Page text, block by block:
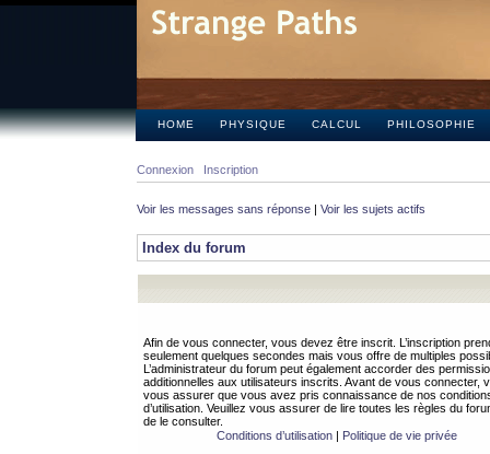
HOME PHYSIQUE CALCUL PHILOSOPHIE
Connexion Inscription
Voir les messages sans réponse | Voir les sujets actifs
Index du forum
Afin de vous connecter, vous devez être inscrit. L’inscription
seulement quelques secondes mais vous offre de multiples
L’administrateur du forum peut également accorder des
additionnelles aux utilisateurs inscrits. Avant de vous connecter,
vous assurer que vous avez pris connaissance de nos
d’utilisation. Veuillez vous assurer de lire toutes les règles du
de le consulter.
Conditions d’utilisation| Politique de vie privée